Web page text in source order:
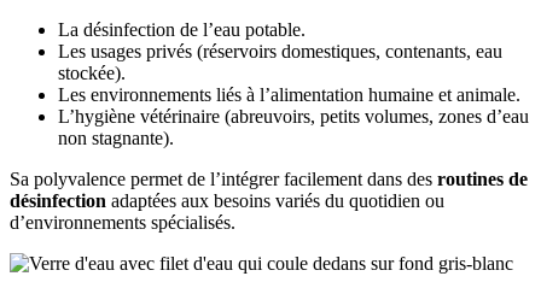
La désinfection de l’eau potable.
Les usages privés (réservoirs domestiques, contenants, eau
stockée).
Les environnements liés à l’alimentation humaine et animale.
L’hygiène vétérinaire (abreuvoirs, petits volumes, zones d’eau
non stagnante).
Sa polyvalence permet de l’intégrer facilement dans des routines de
désinfection adaptées aux besoins variés du quotidien ou
d’environnements spécialisés.